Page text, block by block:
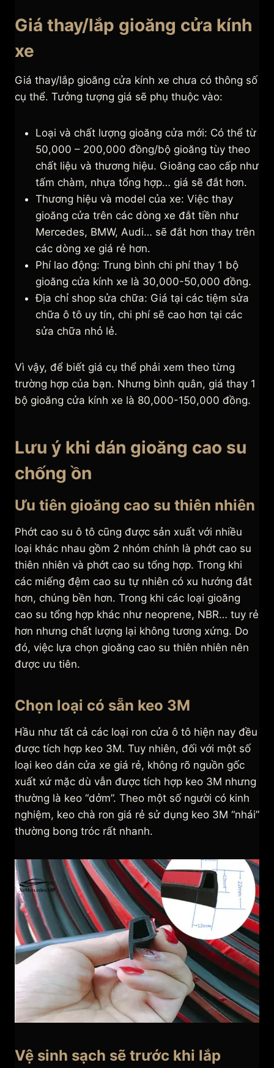
Giá thay/lắp gioăng cửa kính
xe
Giá thay/lắp gioăng cửa kính xe chưa có thông số
cụ thể. Tưởng tượng giá sẽ phụ thuộc vào:
Loại và chất lượng gioăng cửa mới: Có thể từ
50,000 – 200,000 đồng/bộ gioăng tùy theo
chất liệu và thương hiệu. Gioăng cao cấp như
tấm chàm, nhựa tổng hợp… giá sẽ đắt hơn.
Thương hiệu và model của xe: Việc thay
gioăng cửa trên các dòng xe đắt tiền như
Mercedes, BMW, Audi… sẽ đắt hơn thay trên
các dòng xe giá rẻ hơn.
Phí lao động: Trung bình chi phí thay 1 bộ
gioăng cửa kính xe là 30,000-50,000 đồng.
Địa chỉ shop sửa chữa: Giá tại các tiệm sửa
chữa ô tô uy tín, chi phí sẽ cao hơn tại các
sửa chữa nhỏ lẻ.
Vì vậy, để biết giá cụ thể phải xem theo từng
trường hợp của bạn. Nhưng bình quân, giá thay 1
bộ gioăng cửa kính xe là 80,000-150,000 đồng.
Lưu ý khi dán gioăng cao su
chống ồn
Ưu tiên gioăng cao su thiên nhiên
Phớt cao su ô tô cũng được sản xuất với nhiều
loại khác nhau gồm 2 nhóm chính là phớt cao su
thiên nhiên và phớt cao su tổng hợp. Trong khi
các miếng đệm cao su tự nhiên có xu hướng đắt
hơn, chúng bền hơn. Trong khi các loại gioăng
cao su tổng hợp khác như neoprene, NBR… tuy rẻ
hơn nhưng chất lượng lại không tương xứng. Do
đó, việc lựa chọn gioăng cao su thiên nhiên nên
được ưu tiên.
Chọn loại có sẵn keo 3M
Hầu như tất cả các loại ron cửa ô tô hiện nay đều
được tích hợp keo 3M. Tuy nhiên, đối với một số
loại keo dán cửa xe giá rẻ, không rõ nguồn gốc
xuất xứ mặc dù vẫn được tích hợp keo 3M nhưng
thường là keo “dởm”. Theo một số người có kinh
nghiệm, keo chà ron giá rẻ sử dụng keo 3M “nhái”
thường bong tróc rất nhanh.
Vệ sinh sạch sẽ trước khi lắp